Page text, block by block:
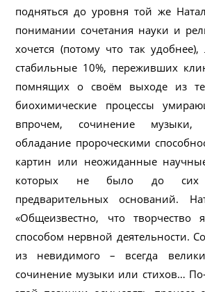
подняться до уровня той же
понимании сочетания науки и
хочется (потому что так
стабильные 10%, переживших
помнящих о своём выходе из
биохимические процессы
впрочем, сочинение музыки,
обладание пророческими
картин или неожиданные
которых не было до сих
предварительных оснований.
«Общеизвестно, что творчество
способом нервной деятельности.
из невидимого – всегда
сочинение музыки или стихов…